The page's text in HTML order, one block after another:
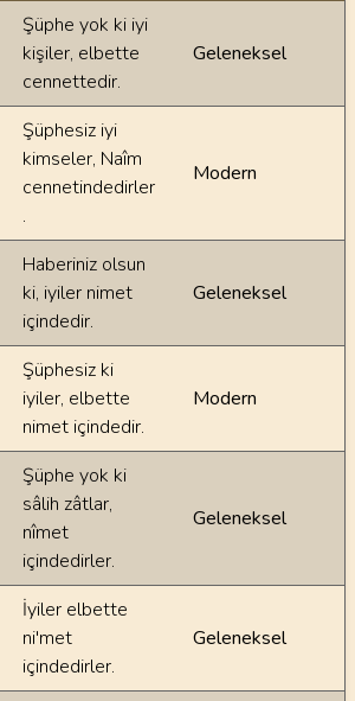
farklılıklar
Şüphe yok ki iyi
kişiler, elbette
cennettedir.
Geleneksel
Şüphesiz iyi
kimseler, Naîm
cennetindedirler
.
Modern
Haberiniz olsun
ki, iyiler nimet
içindedir.
Geleneksel
Şüphesiz ki
iyiler, elbette
nimet içindedir.
Modern
Şüphe yok ki
sâlih zâtlar,
nîmet
içindedirler.
Geleneksel
İyiler elbette
ni'met
içindedirler.
Geleneksel